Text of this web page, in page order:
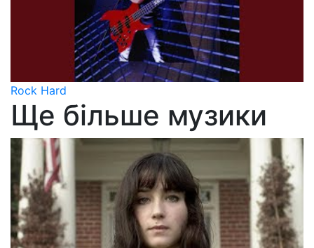
Rock Hard
Ще більше музики